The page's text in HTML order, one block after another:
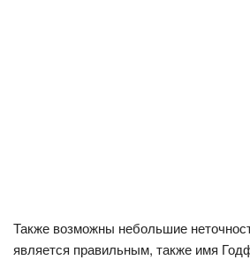
Также возможны небольшие
является правильным, также имя